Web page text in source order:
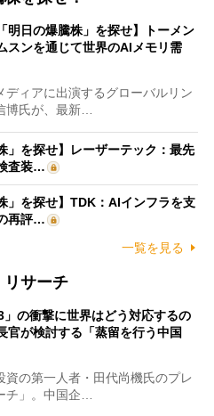
明日の爆騰株」を探せ】トーメン
スンを通じて世界のAIメモリ需
ィアに出演するグローバルリン
博氏が、最新…
」を探せ】レーザーテック：最先
査装…
」を探せ】TDK：AIインフラを支
再評…
一覧を見る
リサーチ
の衝撃に世界はどう対応するの
が検討する「蒸留を行う中国
の第一人者・田代尚機氏のプレ
チ」。中国企…